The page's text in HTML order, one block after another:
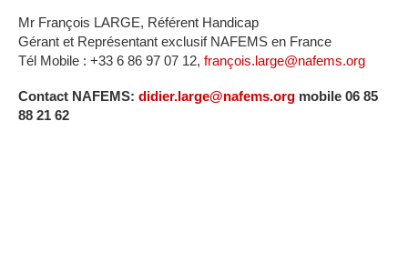
Mr François LARGE, Référent Handicap
Gérant et Représentant exclusif NAFEMS en France
Tél Mobile : +33 6 86 97 07 12, françois.large@nafems.org
Contact NAFEMS: didier.large@nafems.org mobile 06 85
88 21 62